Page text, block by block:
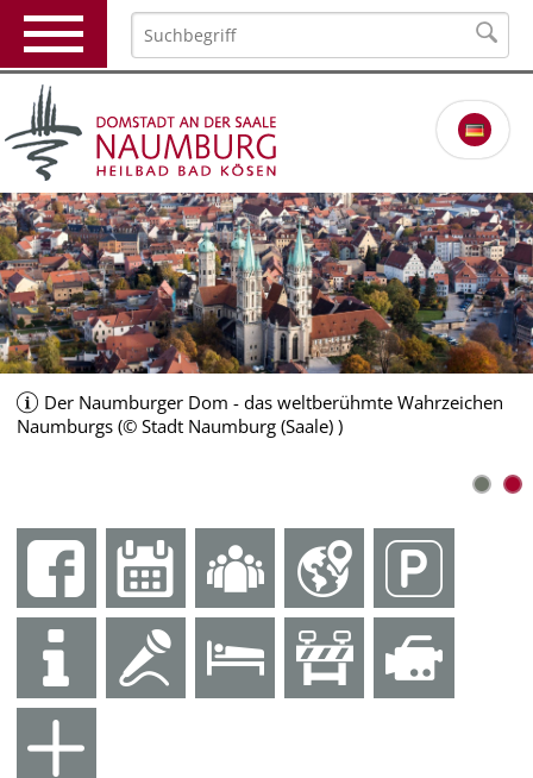
Der Naumburger Dom - das weltberühmte Wahrzeichen
Naumburgs (© Stadt Naumburg (Saale) )